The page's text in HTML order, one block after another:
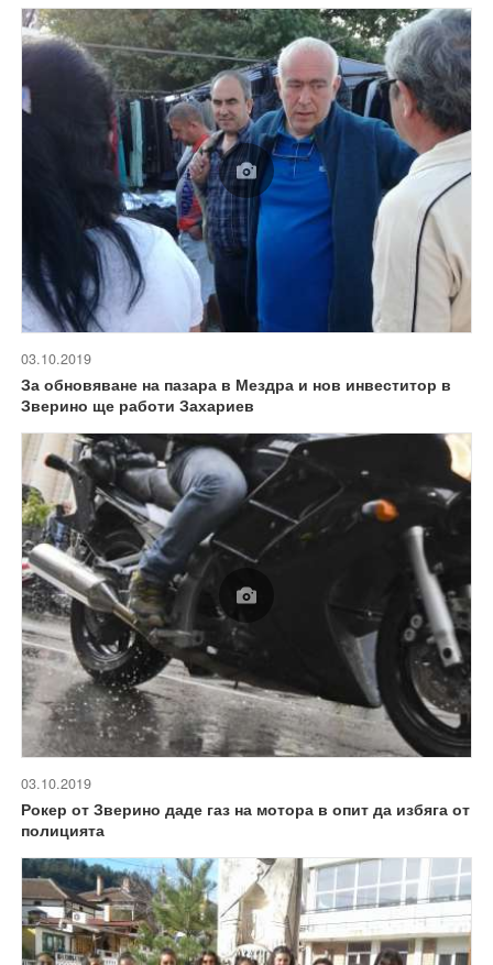
03.10.2019
За обновяване на пазара в Мездра и нов инвеститор в
Зверино ще работи Захариев
03.10.2019
Рокер от Зверино даде газ на мотора в опит да избяга от
полицията